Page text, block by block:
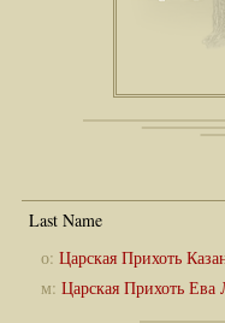
о: Царская Прихоть
м: Царская Прихоть